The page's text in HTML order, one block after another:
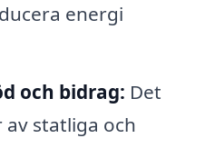
energi
och bidrag: Det
statliga och